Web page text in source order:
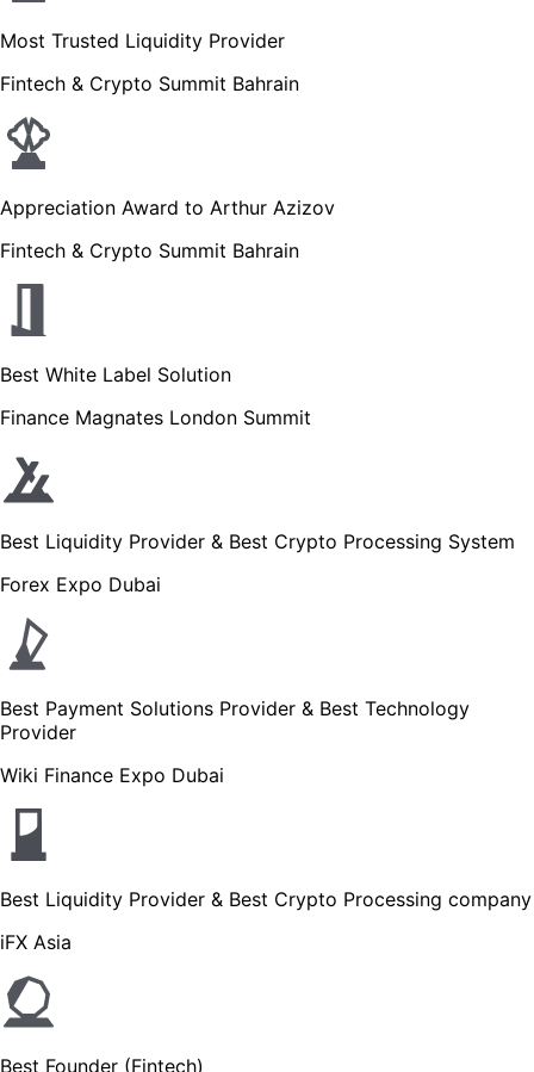
Most Trusted Liquidity Provider
Fintech & Crypto Summit Bahrain
Appreciation Award to Arthur Azizov
Fintech & Crypto Summit Bahrain
Best White Label Solution
Finance Magnates London Summit
Best Liquidity Provider & Best Crypto Processing System
Forex Expo Dubai
Best Payment Solutions Provider & Best Technology
Provider
Wiki Finance Expo Dubai
Best Liquidity Provider & Best Crypto Processing company
iFX Asia
Best Founder (Fintech)